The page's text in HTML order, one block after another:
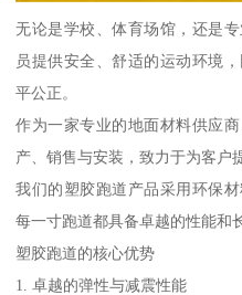
无论是学校、体育场馆，还是
员提供安全、舒适的运动环境
平公正。
作为一家专业的地面材料供应
产、销售与安装，致力于为客户
我们的塑胶跑道产品采用环保
每一寸跑道都具备卓越的性能和
塑胶跑道的核心优势
1. 卓越的弹性与减震性能